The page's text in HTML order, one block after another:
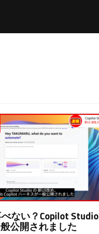
ない？Copilot Studio
公開されました